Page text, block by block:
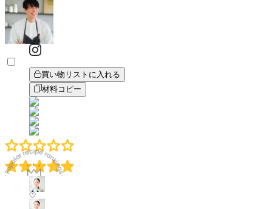
買い物リストに入れる
材料コピー